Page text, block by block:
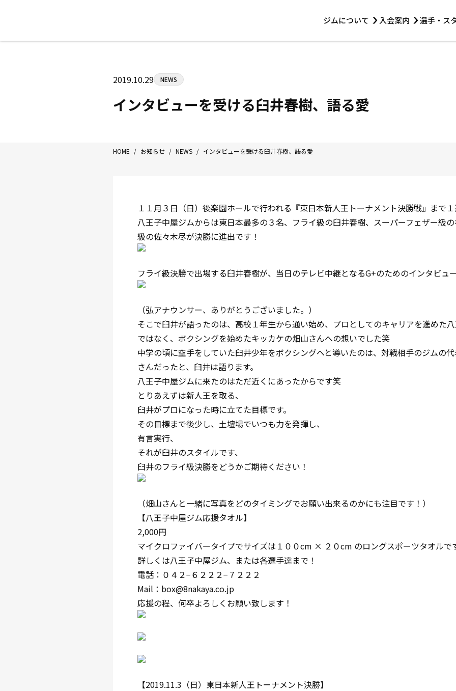
ジムについて 入会案内 選手・ス
Tel/Fax：042-622-7222
選手・スタッフ
2019.10.29 NEWS
インタビューを受ける臼井春樹、語る愛
HOME / お知らせ / NEWS / インタビューを受ける臼井春樹、語る愛
１１月３日（日）後楽園ホールで行われる『東日本新人王トーナメント決勝戦』まで
八王子中屋ジムからは東日本最多の３名、フライ級の臼井春樹、スーパーフェザー級
級の佐々木尽が決勝に進出です！
フライ級決勝で出場する臼井春樹が、当日のテレビ中継となるG+のためのインタビュ
（弘アナウンサー、ありがとうございました。）
そこで臼井が語ったのは、高校１年生から通い始め、プロとしてのキャリアを進めた
ではなく、ボクシングを始めたキッカケの畑山さんへの想いでした笑
中学の頃に空手をしていた臼井少年をボクシングへと導いたのは、対戦相手のジムの
さんだったと、臼井は語ります。
八王子中屋ジムに来たのはただ近くにあったからです笑
とりあえずは新人王を取る、
臼井がプロになった時に立てた目標です。
その目標まで後少し、土壇場でいつも力を発揮し、
有言実行、
それが臼井のスタイルです、
臼井のフライ級決勝をどうかご期待ください！
（畑山さんと一緒に写真をどのタイミングでお願い出来るのかにも注目です！）
【八王子中屋ジム応援タオル】
2,000円
マイクロファイバータイプでサイズは１００cm × ２０cm のロングスポーツタオルで
詳しくは八王子中屋ジム、または各選手達まで！
電話：０４２−６２２２−７２２２
Mail：box@8nakaya.co.jp
応援の程、何卒よろしくお願い致します！
【2019.11.3（日）東日本新人王トーナメント決勝】